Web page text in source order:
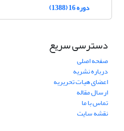
دوره 16 (1388)
دسترسی سریع
صفحه اصلی
درباره نشریه
اعضای هیات تحریریه
ارسال مقاله
تماس با ما
نقشه سایت